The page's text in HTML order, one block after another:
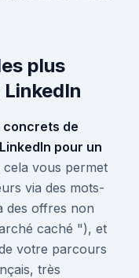
plus
concrets de
pour un
cela vous permet
via des mots-
des offres non
caché "), et
votre parcours
très